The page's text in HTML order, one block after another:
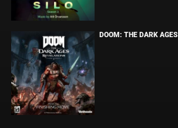
DOOM: THE DARK AGES